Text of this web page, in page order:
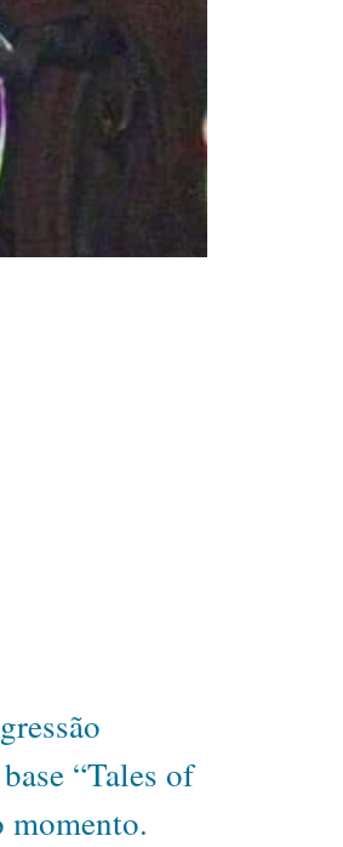
“Tales of
momento.